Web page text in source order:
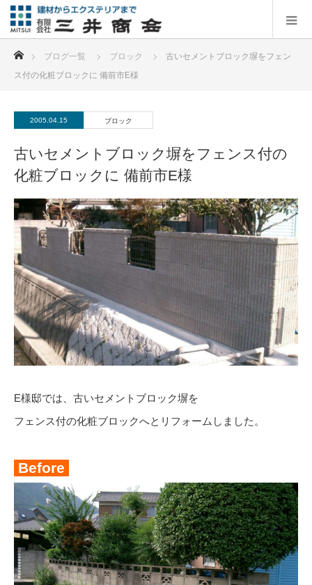
ブログ一覧 ブロック
古いセメントブロック塀をフェン
ス付の化粧ブロックに 備前市E様
2005.04.15 ブロック
古いセメントブロック塀をフェンス付の
化粧ブロックに 備前市E様
E様邸では、古いセメントブロック塀を
フェンス付の化粧ブロックへとリフォームしました。
Before